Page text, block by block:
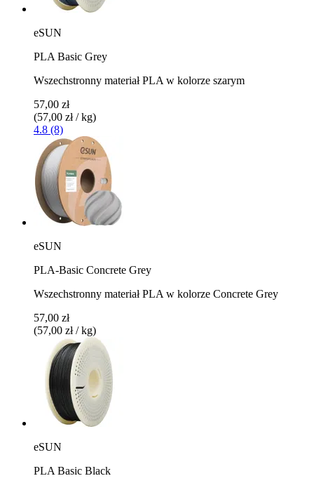
eSUN
PLA Basic Grey
Wszechstronny materiał PLA w kolorze szarym
57,00 zł
(57,00 zł / kg)
4.8 (8)
eSUN
PLA-Basic Concrete Grey
Wszechstronny materiał PLA w kolorze Concrete Grey
57,00 zł
(57,00 zł / kg)
eSUN
PLA Basic Black